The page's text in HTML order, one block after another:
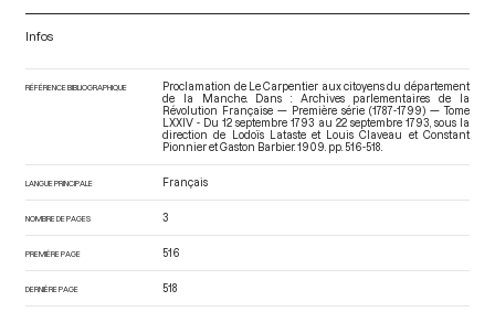
Infos
RÉFÉRENCE BIBLIOGRAPHIQUE
Proclamation de Le Carpentier aux citoyens du département
de la Manche. Dans : Archives parlementaires de la
Révolution Française — Première série (1787-1799) — Tome
LXXIV - Du 12 septembre 1793 au 22 septembre 1793 , sous la
direction de Lodoïs Lataste et Louis Claveau et Constant
Pionnier et Gaston Barbier. 1909. pp. 516-518.
LANGUE PRINCIPALE Français
NOMBRE DE PAGES 3
PREMIÈRE PAGE 516
DERNIÈRE PAGE 518